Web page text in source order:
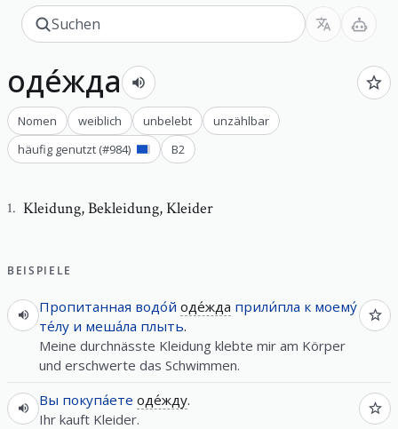
оде́жда
Nomen weiblich unbelebt
unzählbar
häufig genutzt (#984) B2
1. Kleidung,Bekleidung, Kleider
BEISPIELE
Пропитанная водо́й оде́жда прили́пла к моему́
те́лу и меша́ла плыть.
Meine durchnässte Kleidung klebte mir am Körper
und erschwerte das Schwimmen.
Вы покупа́ете оде́жду.
Ihr kauft Kleider.